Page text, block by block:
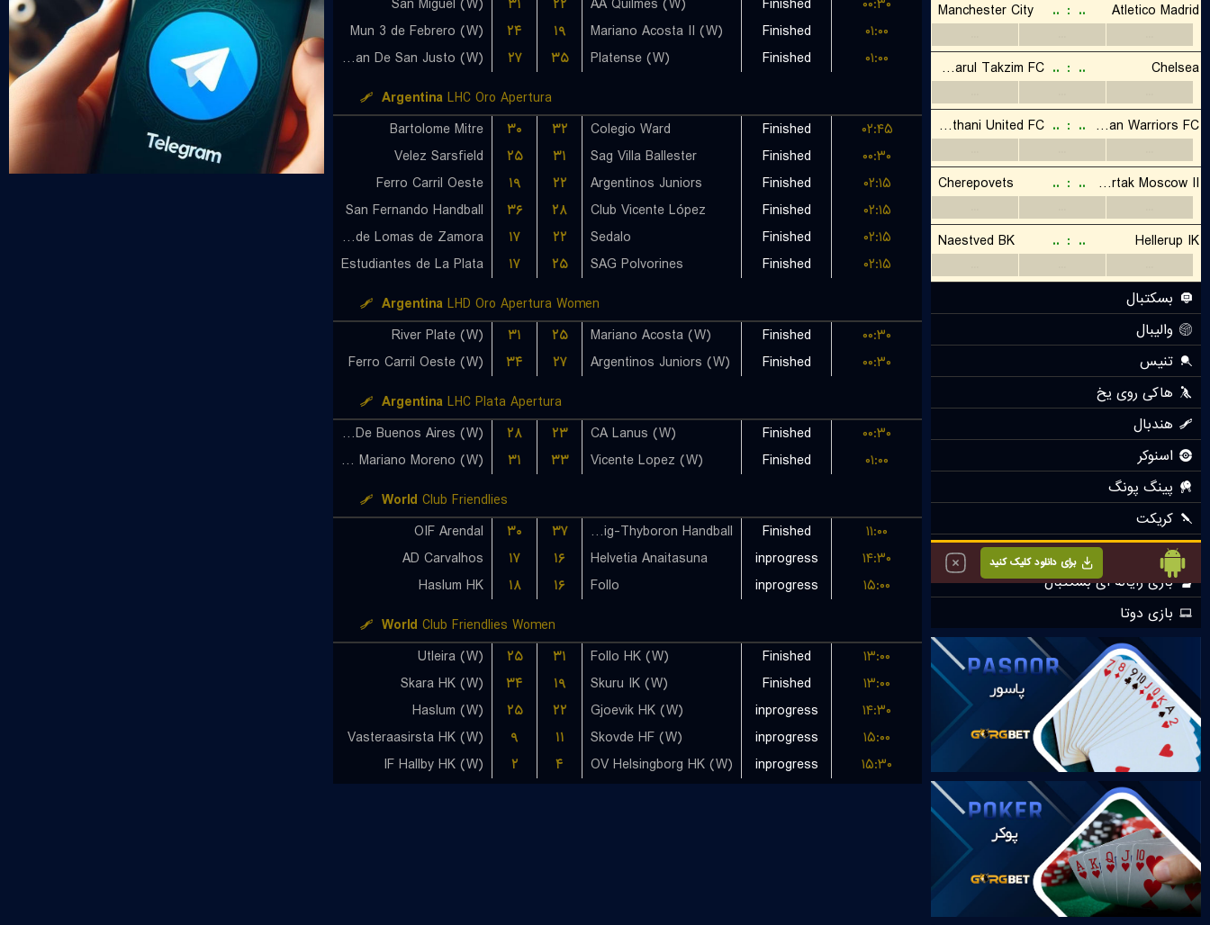
San Miguel (W)
۳۱ ۲۲ AA Quilmes (W) Finished
۰۰:۳۰
Mun 3 de Febrero (W)
۲۴ ۱۹ Mariano Acosta II (W) Finished
۰۱:۰۰
Huracan De San Justo (W)
۲۷ ۳۵ Platense (W) Finished
۰۱:۰۰
Argentina LHC Oro Apertura
Bartolome Mitre
۳۰ ۳۲ Colegio Ward Finished
۰۲:۴۵
Velez Sarsfield
۲۵ ۳۱ Sag Villa Ballester Finished
۰۰:۳۰
Ferro Carril Oeste
۱۹ ۲۲ Argentinos Juniors Finished
۰۲:۱۵
San Fernando Handball
۳۶ ۲۸ Club Vicente López Finished
۰۲:۱۵
SAG de Lomas de Zamora
۱۷ ۲۲ Sedalo Finished
۰۲:۱۵
Estudiantes de La Plata
۱۷ ۲۵ SAG Polvorines Finished
۰۲:۱۵
Argentina LHD Oro Apertura Women
River Plate (W)
۳۱ ۲۵ Mariano Acosta (W) Finished
۰۰:۳۰
Ferro Carril Oeste (W)
۳۴ ۲۷ Argentinos Juniors (W) Finished
۰۰:۳۰
Argentina LHC Plata Apertura
Universidad De Buenos Aires (W)
۲۸ ۲۳ CA Lanus (W) Finished
۰۰:۳۰
CID Mariano Moreno (W)
۳۱ ۳۳ Vicente Lopez (W) Finished
۰۱:۰۰
World Club Friendlies
OIF Arendal
۳۰ ۳۷ Lemvig-Thyboron Handball Finished
۱۱:۰۰
AD Carvalhos
۱۷ ۱۶ Helvetia Anaitasuna inprogress
۱۴:۳۰
Haslum HK
۱۸ ۱۶ Follo inprogress
۱۵:۰۰
World Club Friendlies Women
Utleira (W)
۲۵ ۳۱ Follo HK (W) Finished
۱۳:۰۰
Skara HK (W)
۳۴ ۱۹ Skuru IK (W) Finished
۱۳:۰۰
Haslum (W)
۲۵ ۲۲ Gjoevik HK (W) inprogress
۱۴:۳۰
Vasteraasirsta HK (W)
۹ ۱۱ Skovde HF (W) inprogress
۱۵:۰۰
IF Hallby HK (W)
۲ ۴ OV Helsingborg HK (W) inprogress ۱۵:۳۰